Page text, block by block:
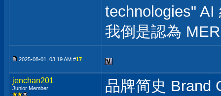
technologies" AI
我倒是認為
2025-08-01, 03:19 AM #17
jenchan201
Junior Member
品牌简史 Brand